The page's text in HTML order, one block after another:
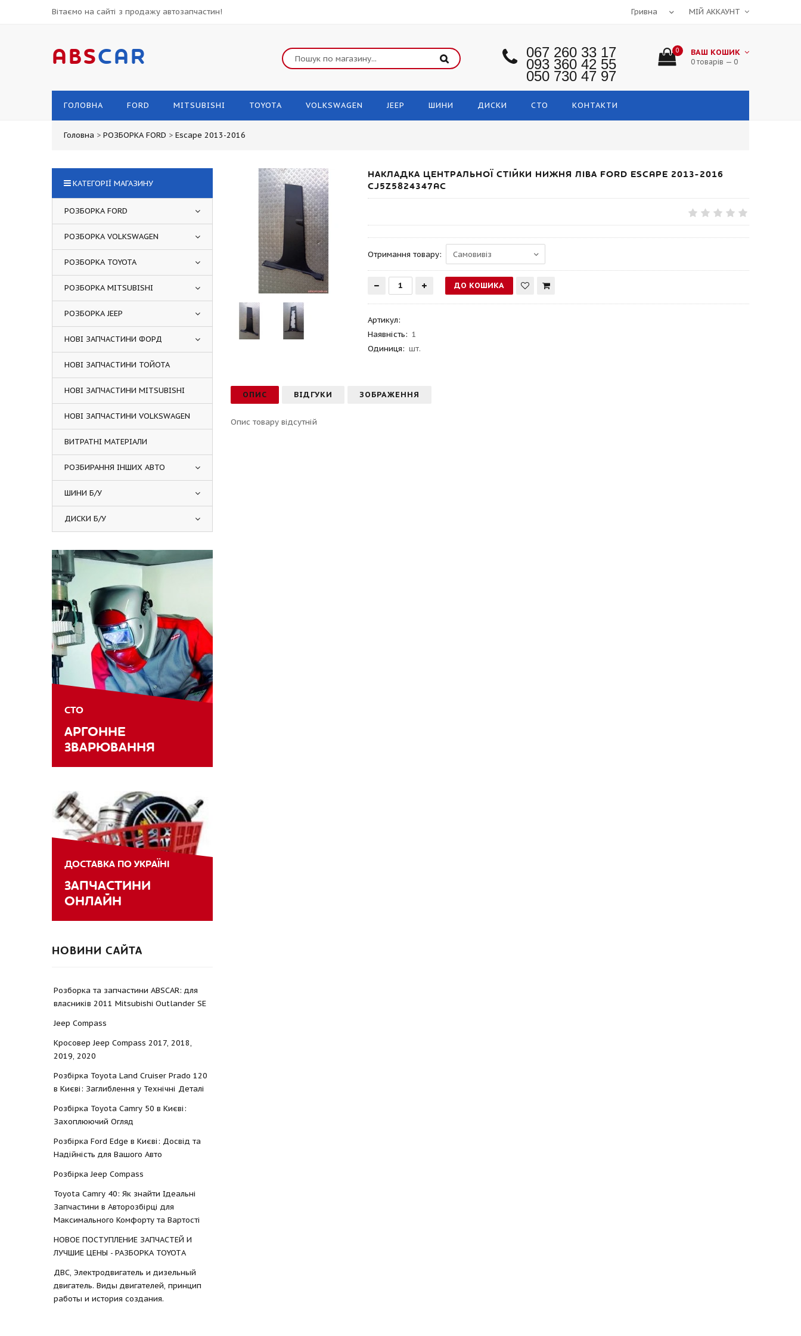
Вітаємо на сайті з продажу автозапчастин! МІЙ АККАУНТ
ABSCAR 067 260 33 17
093 360 42 55
050 730 47 97
0 ВАШ КОШИК
0 товарів — 0
ГОЛОВНА FORD MITSUBISHI TOYOTA VOLKSWAGEN JEEP ШИНИ ДИСКИ СТО КОНТАКТИ
Головна > РОЗБОРКА FORD > Escape 2013-2016
НАКЛАДКА ЦЕНТРАЛЬНОЇ СТІЙКИ НИЖНЯ ЛІВА FORD ESCAPE 2013-2016
CJ5Z5824347AC
Отримання товару:
Артикул:
Наявність: 1
Одиниця: шт.
ОПИС ВІДГУКИ ЗОБРАЖЕННЯ
Опис товару відсутній
КАТЕГОРІЇ МАГАЗИНУ
РОЗБОРКА FORD
РОЗБОРКА VOLKSWAGEN
РОЗБОРКА TOYOTA
РОЗБОРКА MITSUBISHI
РОЗБОРКА JEEP
НОВІ ЗАПЧАСТИНИ ФОРД
НОВІ ЗАПЧАСТИНИ ТОЙОТА
НОВІ ЗАПЧАСТИНИ MITSUBISHI
НОВІ ЗАПЧАСТИНИ VOLKSWAGEN
ВИТРАТНІ МАТЕРІАЛИ
РОЗБИРАННЯ ІНШИХ АВТО
ШИНИ Б/У
ДИСКИ Б/У
СТО
АРГОННЕ
ЗВАРЮВАННЯ
ДОСТАВКА ПО УКРАЇНІ
ЗАПЧАСТИНИ
ОНЛАЙН
НОВИНИ САЙТА
Розборка та запчастини ABSCAR: для
власників 2011 Mitsubishi Outlander SE
Jeep Compass
Кросовер Jeep Compass 2017, 2018,
2019, 2020
Розбірка Toyota Land Cruiser Prado 120
в Києві: Заглиблення у Технічні Деталі
Розбірка Toyota Camry 50 в Києві:
Захоплюючий Огляд
Розбірка Ford Edge в Києві: Досвід та
Надійність для Вашого Авто
Розбірка Jeep Compass
Toyota Camry 40: Як знайти Ідеальні
Запчастини в Авторозбірці для
Максимального Комфорту та Вартості
НОВОЕ ПОСТУПЛЕНИЕ ЗАПЧАСТЕЙ И
ЛУЧШИЕ ЦЕНЫ - РАЗБОРКА TOYOTА
ДВС, Электродвигатель и дизельный
двигатель. Виды двигателей, принцип
работы и история создания.